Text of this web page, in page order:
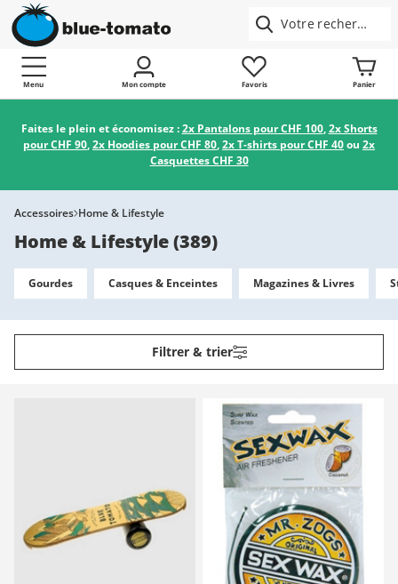
Menu Mon compte Favoris Panier
Faites le plein et économisez :2x Pantalons pour CHF 100,2x Shorts
pour CHF 90,2x Hoodies pour CHF 80,2x T-shirts pour CHF 40ou 2x
Casquettes CHF 30
Accessoires Home & Lifestyle
Home & Lifestyle(389)
Gourdes Casques & Enceintes Magazines & Livres
Filtrer & trier